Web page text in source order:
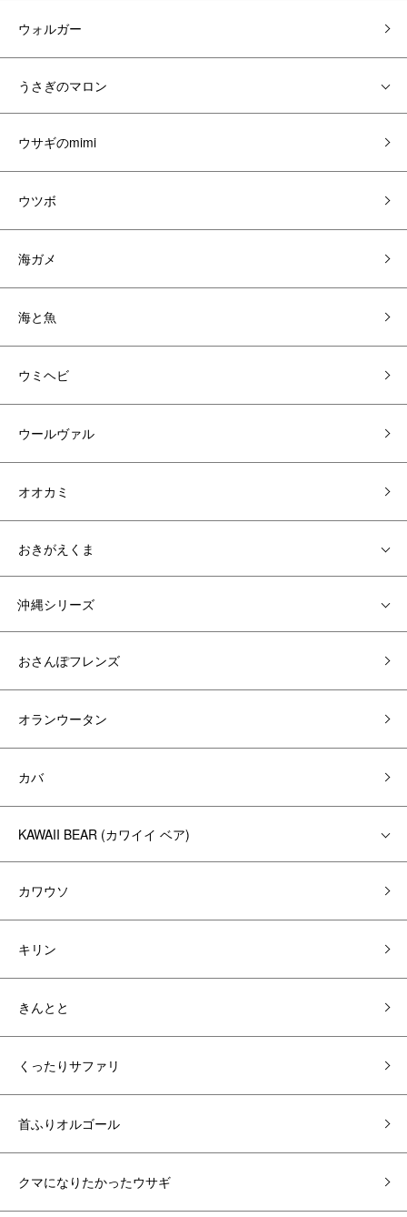
ウォルガー
うさぎのマロン
ウサギのmimi
ウツボ
海ガメ
海と魚
ウミヘビ
ウールヴァル
オオカミ
おきがえくま
沖縄シリーズ
おさんぽフレンズ
オランウータン
カバ
KAWAII BEAR (カワイイ ベア)
カワウソ
キリン
きんとと
くったりサファリ
首ふりオルゴール
クマになりたかったウサギ